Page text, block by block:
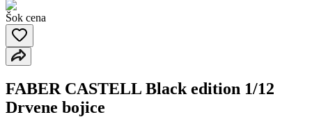
Šok cena
FABER CASTELL Black edition 1/12
Drvene bojice